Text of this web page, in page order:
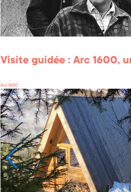
Visite guidée : Arc 1600,
Arc 1600